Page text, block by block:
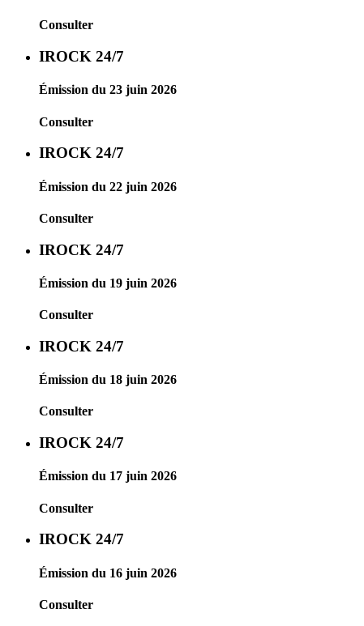
Consulter
IROCK 24/7
Émission du 23 juin 2026
Consulter
IROCK 24/7
Émission du 22 juin 2026
Consulter
IROCK 24/7
Émission du 19 juin 2026
Consulter
IROCK 24/7
Émission du 18 juin 2026
Consulter
IROCK 24/7
Émission du 17 juin 2026
Consulter
IROCK 24/7
Émission du 16 juin 2026
Consulter